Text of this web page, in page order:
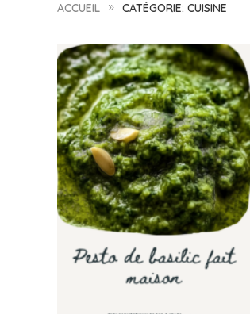
ACCUEIL 9 CATÉGORIE: CUISINE